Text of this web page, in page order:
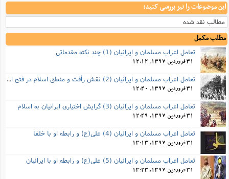
این موضوعات را نیز بررسی کنید:
مطالب نقد شده
مطلب مکمل
تعامل اعراب مسلمان و ایرانیان (1) چند نکته مقدماتی
31 فروردین 1397, 12:12
تعامل اعراب مسلمان و ایرانیان (2) نقش رأفت و منطق اسلام در فتح ایران
31 فروردین 1397, 12:40
تعامل اعراب مسلمان و ایرانیان (3) گرایش اختیاری ایرانیان به اسلام
31 فروردین 1397, 12:49
تعامل اعراب مسلمان و ایرانیان (4) علی(ع) و رابطه او با خلفا
31 فروردین 1397, 13:13
تعامل اعراب مسلمان و ایرانیان (5) علی(ع) و رابطه‌ او با ایرانیان
31 فروردین 1397, 13:23